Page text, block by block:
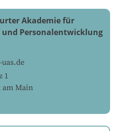
Akademie für
Personalentwicklung
1
Main